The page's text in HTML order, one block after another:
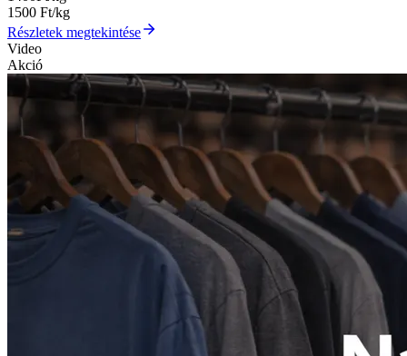
1500 Ft/kg
Részletek megtekintése
Video
Akció